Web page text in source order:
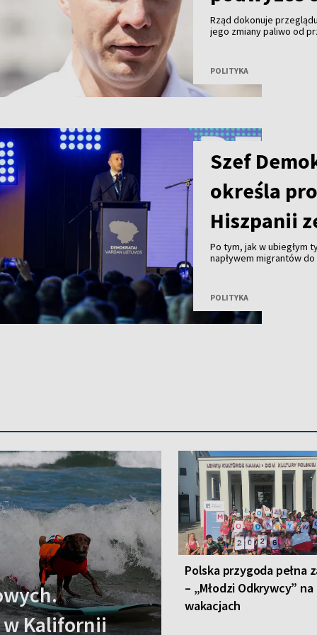
Rząd dokonuje
jego zmiany paliwo od
POLITYKA
Szef
określa
Hiszpanii
Po tym, jak w ubiegłym
napływem migrantów
strefy Schengen są
POLITYKA
Kalifornii
Polska przygoda pełna
– „Młodzi Odkrywcy” na
wakacjach